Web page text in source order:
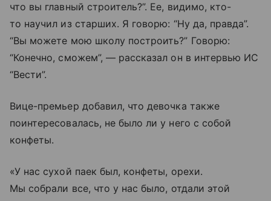
что вы главный строитель?”. Ее, видимо, кто-
то научил из старших. Я говорю: “Ну да, правда”.
“Вы можете мою школу построить?” Говорю:
“Конечно, сможем”, — рассказал он в интервью ИС
“Вести”.
Вице-премьер добавил, что девочка также
поинтересовалась, не было ли у него с собой
конфеты.
«У нас сухой паек был, конфеты, орехи.
Мы собрали все, что у нас было, отдали этой